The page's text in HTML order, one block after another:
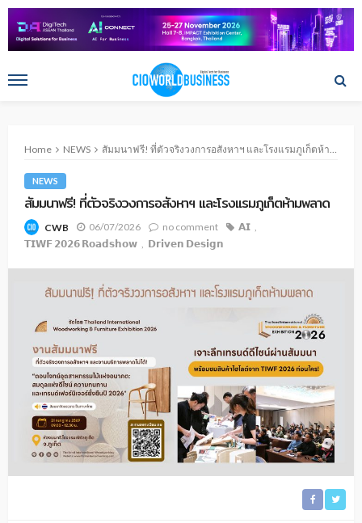
Home NEWS สัมมนาฟรี! ที่ตัวจริงวงการอสังหาฯ และโรงแรมภูเก็ตห้ามพลาด
NEWS
สัมมนาฟรี! ที่ตัวจริงวงการอสังหาฯ และโรงแรมภูเก็ตห้ามพลาด
CWB 06/07/2026 no comment
𝗔𝗜
𝗧𝗜𝗪𝗙 𝟮𝟬𝟮𝟲 𝗥𝗼𝗮𝗱𝘀𝗵𝗼𝘄
𝗗𝗿𝗶𝘃𝗲𝗻 𝗗𝗲𝘀𝗶𝗴𝗻